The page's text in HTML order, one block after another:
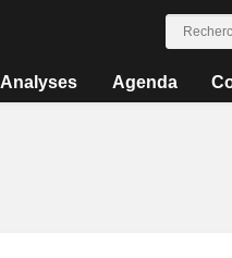
Analyses Agenda